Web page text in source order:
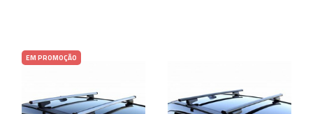
EM PROMOÇÃO